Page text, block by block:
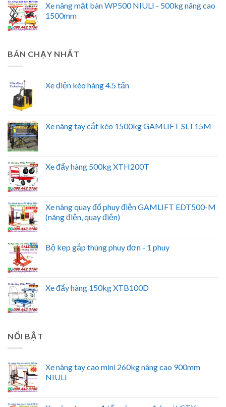
Xe nâng mặt bàn WP500 NIULI - 500kg nâng cao
1500mm
BÁN CHẠY NHẤT
Xe điện kéo hàng 4.5 tấn
Xe nâng tay cắt kéo 1500kg GAMLIFT SLT15M
Xe đẩy hàng 500kg XTH200T
Xe nâng quay đổ phuy điện GAMLIFT EDT500-M
(nâng điện, quay điện)
Bộ kẹp gắp thùng phuy đơn - 1 phuy
Xe đẩy hàng 150kg XTB100D
NỔI BẬT
Xe nâng tay cao mini 260kg nâng cao 900mm
NIULI